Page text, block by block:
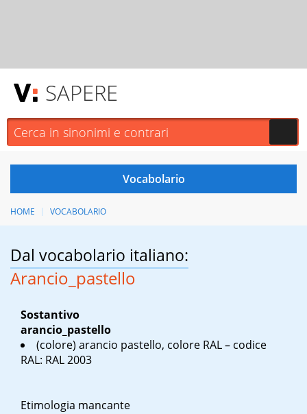
SAPERE
HOME VOCABOLARIO
Dal vocabolario italiano:
Arancio_pastello
Sostantivo
arancio_pastello
(colore) arancio pastello, colore RAL – codice
RAL: RAL 2003
Etimologia mancante